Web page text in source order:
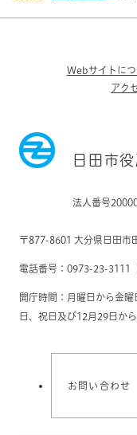
Webサイトにつ
アク
日田市
法人番号
〒877-8601 大分県日田市
電話番号：0973-23-3111
開庁時間：月曜日から金
日、祝日及び12月29日か
お問い合わせ